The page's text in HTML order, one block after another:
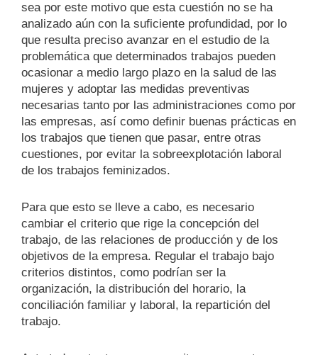
sea por este motivo que esta cuestión no se ha
analizado aún con la suficiente profundidad, por lo
que resulta preciso avanzar en el estudio de la
problemática que determinados trabajos pueden
ocasionar a medio largo plazo en la salud de las
mujeres y adoptar las medidas preventivas
necesarias tanto por las administraciones como por
las empresas, así como definir buenas prácticas en
los trabajos que tienen que pasar, entre otras
cuestiones, por evitar la sobreexplotación laboral
de los trabajos feminizados.
Para que esto se lleve a cabo, es necesario
cambiar el criterio que rige la concepción del
trabajo, de las relaciones de producción y de los
objetivos de la empresa. Regular el trabajo bajo
criterios distintos, como podrían ser la
organización, la distribución del horario, la
conciliación familiar y laboral, la repartición del
trabajo.